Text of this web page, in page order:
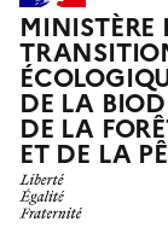
MINISTÈRE
DE LA
DE LA
ET DE LA